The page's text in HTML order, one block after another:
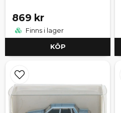
869 kr
Finns i lager
KÖP